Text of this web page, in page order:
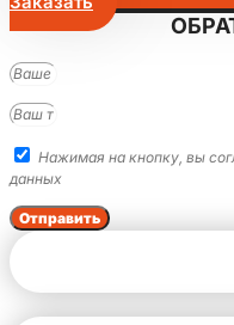
Нажимая на кнопку, вы
данных
Отправить